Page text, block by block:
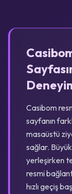
Casibom
sayfanın
masaüstü
sağlar.
yerleşirken
resmi
hızlı geçiş